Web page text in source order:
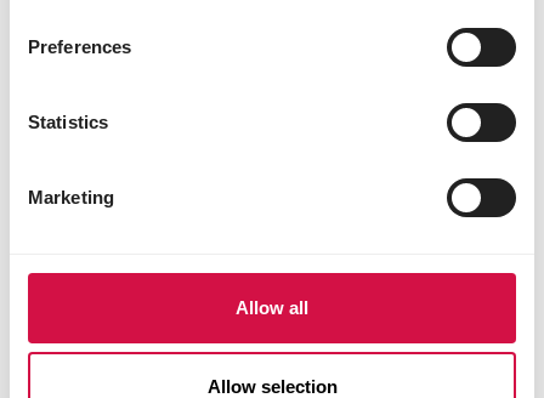
Preferences
Statistics
Marketing
Allow all
Allow selection
natrium 0,03%
Nutritionele toevoegingsmiddelen
3a671 vitamine D3 540 IE
3a890ii cholinechloride 45 mg
3b103 ijzer(II)sulfaat-monohydraat 6,5 mg
watervrij 0,4 mg
3b405 koper(II)sulfaat-pentahydraat 2 mg